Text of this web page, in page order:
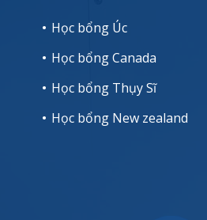
Học bổng Úc
Học bổng Canada
Học bổng Thụy Sĩ
Học bổng New zealand